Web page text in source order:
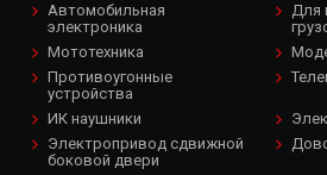
Автомобильная
электроника
Для
Мототехника
Противоугонные
устройства
ИК наушники
Электропривод сдвижной
боковой двери